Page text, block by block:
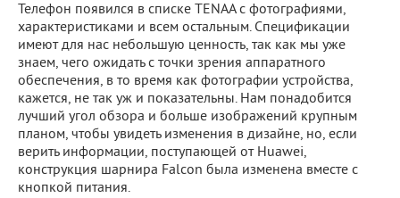
Телефон появился в списке TENAA с фотографиями,
характеристиками и всем остальным. Спецификации
имеют для нас небольшую ценность, так как мы уже
знаем, чего ожидать с точки зрения аппаратного
обеспечения, в то время как фотографии устройства,
кажется, не так уж и показательны. Нам понадобится
лучший угол обзора и больше изображений крупным
планом, чтобы увидеть изменения в дизайне, но, если
верить информации, поступающей от Huawei,
конструкция шарнира Falcon была изменена вместе с
кнопкой питания.